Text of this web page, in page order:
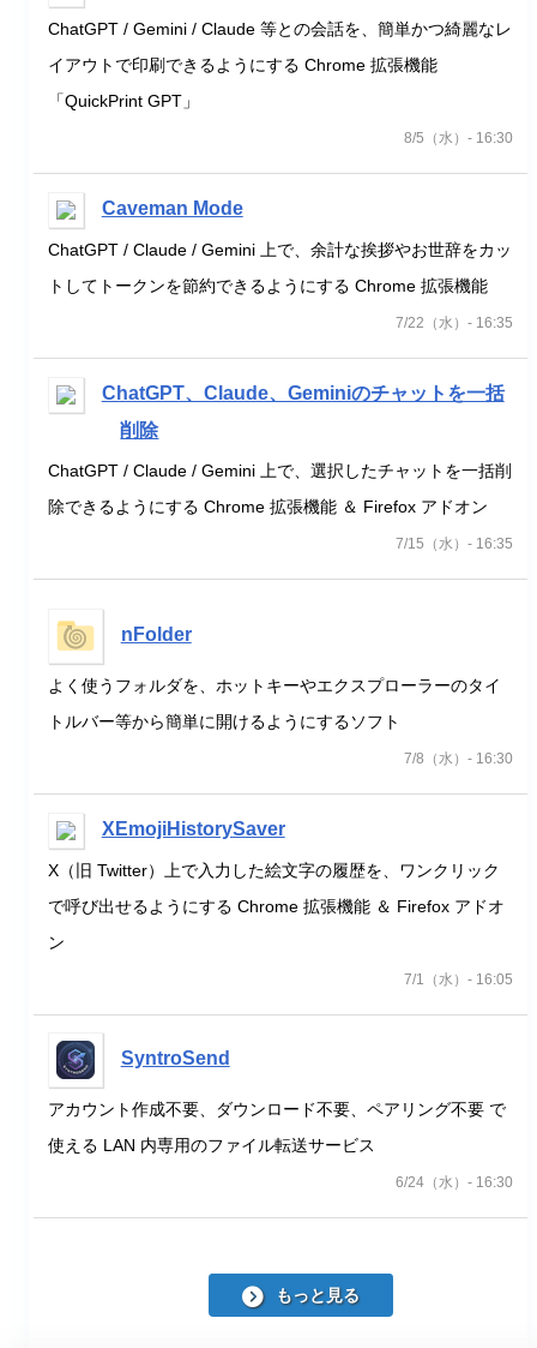
ChatGPT / Gemini / Claude 等との会話を、簡単かつ綺麗なレ
イアウトで印刷できるようにする Chrome 拡張機能
「QuickPrint GPT」
8/5（水）- 16:30
Caveman Mode
ChatGPT / Claude / Gemini 上で、余計な挨拶やお世辞をカッ
トしてトークンを節約できるようにする Chrome 拡張機能
7/22（水）- 16:35
ChatGPT、Claude、Geminiのチャットを一括
削除
ChatGPT / Claude / Gemini 上で、選択したチャットを一括削
除できるようにする Chrome 拡張機能 ＆ Firefox アドオン
7/15（水）- 16:35
nFolder
よく使うフォルダを、ホットキーやエクスプローラーのタイ
トルバー等から簡単に開けるようにするソフト
7/8（水）- 16:30
XEmojiHistorySaver
X（旧 Twitter）上で入力した絵文字の履歴を、ワンクリック
で呼び出せるようにする Chrome 拡張機能 ＆ Firefox アドオ
ン
7/1（水）- 16:05
SyntroSend
アカウント作成不要、ダウンロード不要、ペアリング不要 で
使える LAN 内専用のファイル転送サービス
6/24（水）- 16:30
もっと見る